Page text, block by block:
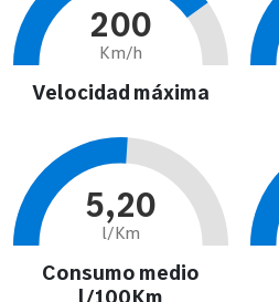
200
Km/h
Velocidad máxima
5,20
l/Km
Consumo medio